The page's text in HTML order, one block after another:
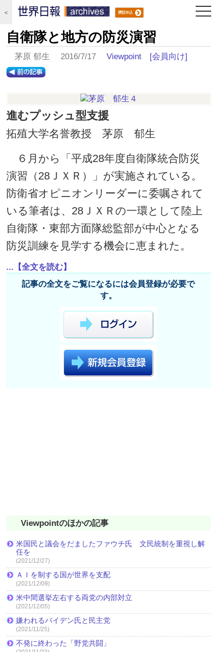
＜
自衛隊と地方の防災演習
茅原 郁生 2016/7/17Viewpoint [会員向け]
進むプッシュ型支援
拓殖大学名誉教授 茅原 郁生
６月から「平成28年度自衛隊統合防災
演習（28ＪＸＲ）」が実施されている。
防衛省オピニオンリーダーに委嘱されて
いる筆者は、28ＪＸＲの一環として陸上
自衛隊・東部方面隊総監部が中心となる
防災訓練を見学する機会に恵まれた。
...【全文を読む】
記事の全文をご覧になるには会員登録が必要で
す。
Viewpointのほかの記事
米国民と議会をだましたファウチ氏 文民統制を重視し解
任を
(2021/12/27)
ＡＩを制する国が世界を支配
(2021/12/09)
米中間選挙左右する両党の内部対立
(2021/12/05)
嫌われるバイデン氏と民主党
(2021/11/25)
不発に終わった「野党共闘」